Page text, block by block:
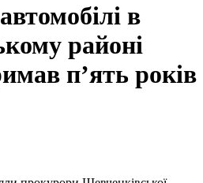
в
районі
п’ять років